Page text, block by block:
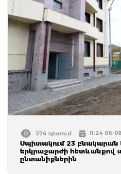
376 դիտում 11:24 06-
Սպիտակում 23
երկրաշարժի հետևանքով
ընտանիքներին